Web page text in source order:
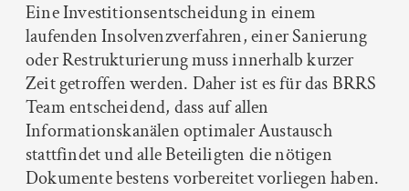
Eine Investitionsentscheidung in einem
laufenden Insolvenzverfahren, einer Sanierung
oder Restrukturierung muss innerhalb kurzer
Zeit getroffen werden. Daher ist es für das BRRS
Team entscheidend, dass auf allen
Informationskanälen optimaler Austausch
stattfindet und alle Beteiligten die nötigen
Dokumente bestens vorbereitet vorliegen haben.